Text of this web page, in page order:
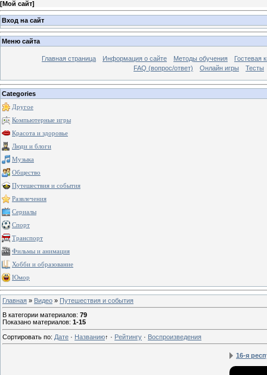
[Мой сайт]
Вход на сайт
Меню сайта
Главная страница Информация о сайте Методы обучения
Гостевая
FAQ (вопрос/ответ)
Онлайн игры Тесты
Categories
Другое
Компьютерные игры
Красота и здоровье
Люди и блоги
Музыка
Общество
Путешествия и события
Развлечения
Сериалы
Спорт
Транспорт
Фильмы и анимация
Хобби и образование
Юмор
Главная » Видео » Путешествия и события
В категории материалов: 79
Показано материалов: 1-15
Сортировать по: Дате · Названию↑ · Рейтингу · Воспроизведения
16-я